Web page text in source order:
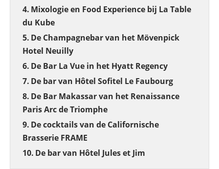
Mixologie en Food Experience bij La Table
du Kube
De Champagnebar van het Mövenpick
Hotel Neuilly
De Bar La Vue in het Hyatt Regency
De bar van Hôtel Sofitel Le Faubourg
De Bar Makassar van het Renaissance
Paris Arc de Triomphe
De cocktails van de Californische
Brasserie FRAME
De bar van Hôtel Jules et Jim